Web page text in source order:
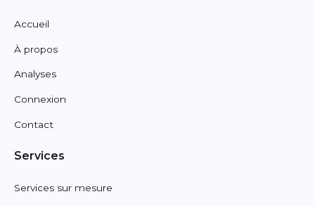
Accueil
À propos
Analyses
Connexion
Contact
Services
Services sur mesure